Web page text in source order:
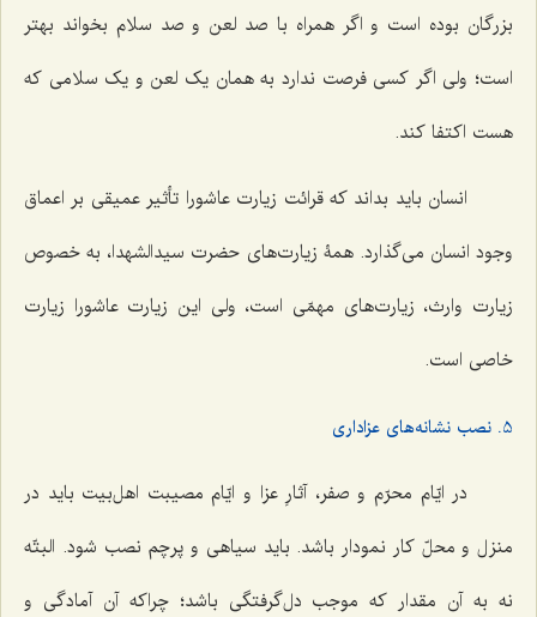
بزرگان بوده است و اگر همراه با صد لعن و صد سلام بخواند بهتر
است؛ ولی اگر کسی فرصت ندارد به همان یک لعن و یک سلامی که
هست اکتفا کند.
انسان باید بداند که قرائت زیارت عاشورا تأثیر عمیقی بر اعماق
وجود انسان می‌گذارد. همۀ زیارت‌های حضرت سیدالشهدا، به خصوص
زیارت وارث، زیارت‌های مهمّی است، ولی این زیارت عاشورا زیارت
خاصی است.
5. نصب نشانه‌های عزاداری
در ایّام محرّم و صفر، آثارِ عزا و ایّام مصیبت اهل‌بیت باید در
منزل و محلّ کار نمودار باشد. باید سیاهی و پرچم نصب شود. البتّه
نه به آن مقدار که موجب دل‌گرفتگی باشد؛ چراکه آن آمادگی و